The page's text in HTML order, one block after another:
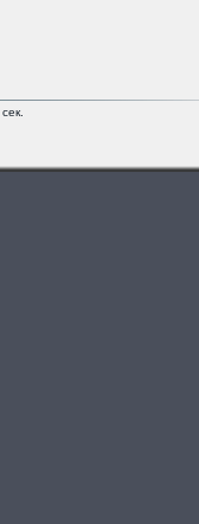
сек.